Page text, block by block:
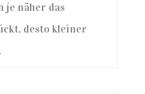
je näher das
desto kleiner